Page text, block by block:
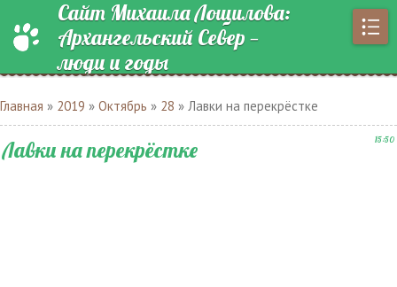
Сайт Михаила Лощилова:
Архангельский Север —
люди и годы
Главная » 2019 » Октябрь » 28 » Лавки на перекрёстке
15:50
Лавки на перекрёстке